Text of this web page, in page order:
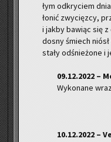
łym od­kry­ciem
ło­nić zwy­cięz­cy,
i jakby ba­wiąc się
do­sny śmiech
sta­ły od­śnie­żo­ne i
09.12.2022 –
Wy­ko­na­ne
10.12.2022 –